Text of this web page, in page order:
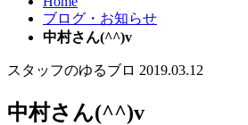
ブログ・お知らせ
中村さん(^^)v
スタッフのゆるブロ 2019.03.12
中村さん(^^)v